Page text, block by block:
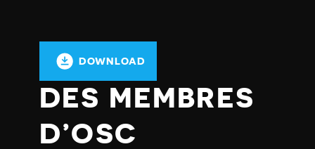
DOWNLOAD
DES MEMBRES
D’OSC